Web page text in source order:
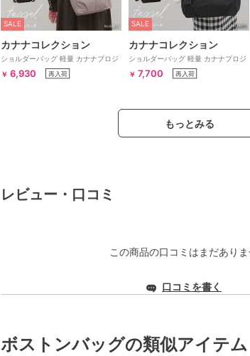
SALE
カナナコレクション
ショルダーバッグ 軽量 カナナプロジ
ェクト タッセル 68871
￥ 6,930 再入荷
SALE
カナナコレクション
ショルダーバッグ 軽量 カナナプロジ
ェクト タッセル 68872
￥ 7,700 再入荷
もっとみる
レビュー・口コミ
この商品の口コミはまだあり
口コミを書く
ボストンバッグの類似アイテム